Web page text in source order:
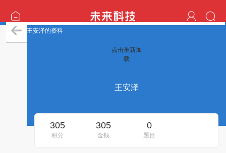
王安泽的资料
点击重新加
载
王安泽
305
积分
305
金钱
0
题目